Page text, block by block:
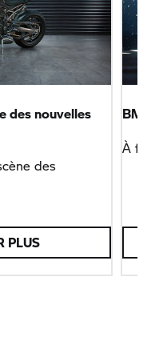
des nouvelles
des
PLUS
BMW
À fond